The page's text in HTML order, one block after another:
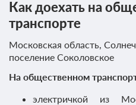
Как доехать на
транспорте
Московская область,
поселение Соколовское
На общественном
электричкой из